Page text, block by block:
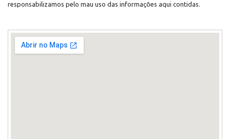
responsabilizamos pelo mau uso das informações aqui contidas.